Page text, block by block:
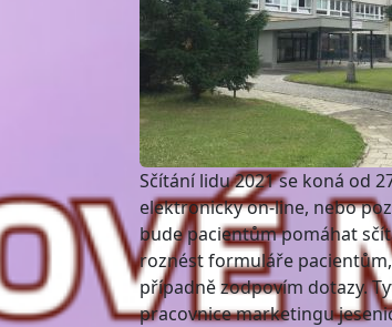
Sčítání lidu 2021 se koná od
elektronicky on-line, nebo
bude pacientům pomáhat
roznést formuláře
případně zodpovím dotazy.
pracovnice marketingu